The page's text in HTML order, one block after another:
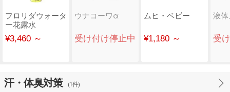
フロリダウォータ
ー花露水
(TwoGirls)
¥3,460 ～
ウナコーワα
受け付け停止中
ムヒ・ベビー
¥1,180 ～
液
受
汗・体臭対策 (1件)